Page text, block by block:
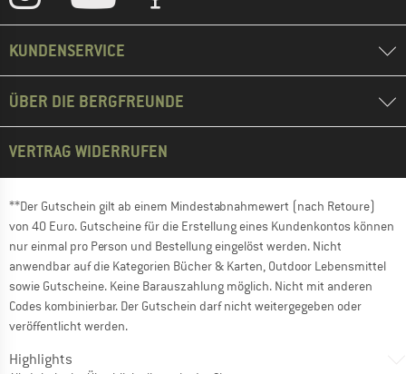
KUNDENSERVICE
ÜBER DIE BERGFREUNDE
VERTRAG WIDERRUFEN
**Der Gutschein gilt ab einem Mindestabnahmewert (nach Retoure)
von 40 Euro. Gutscheine für die Erstellung eines Kundenkontos können
nur einmal pro Person und Bestellung eingelöst werden. Nicht
anwendbar auf die Kategorien Bücher & Karten, Outdoor Lebensmittel
sowie Gutscheine. Keine Barauszahlung möglich. Nicht mit anderen
Codes kombinierbar. Der Gutschein darf nicht weitergegeben oder
veröffentlicht werden.
Highlights